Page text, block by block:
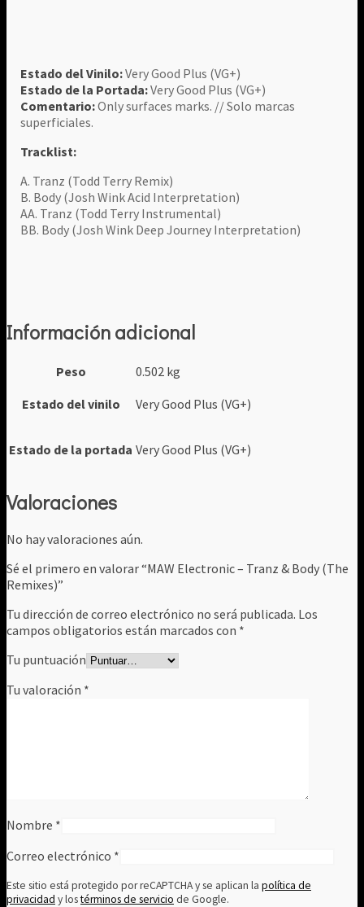
Estado del Vinilo:Very Good Plus (VG+)
Estado de la Portada:Very Good Plus (VG+)
Comentario:Only surfaces marks. // Solo marcas
superficiales.
Tracklist:
A. Tranz (Todd Terry Remix)
B. Body (Josh Wink Acid Interpretation)
AA. Tranz (Todd Terry Instrumental)
BB. Body (Josh Wink Deep Journey Interpretation)
Información adicional
Peso
0.502 kg
Estado del vinilo
Very Good Plus (VG+)
Estado de la portada Very Good Plus (VG+)
Valoraciones
No hay valoraciones aún.
Sé el primero en valorar “MAW Electronic – Tranz & Body (The
Remixes)”
Tu dirección de correo electrónico no será publicada. Los
campos obligatorios están marcados con *
Tu puntuación
Tu valoración *
Nombre *
Correo electrónico *
Este sitio está protegido por reCAPTCHA y se aplican la política de
privacidad y lostérminos de servicio de Google.